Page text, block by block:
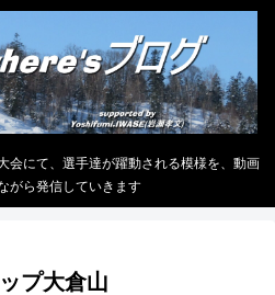
会にて、選手達が躍動される模様を、動画
がら発信していきます
プ大倉山